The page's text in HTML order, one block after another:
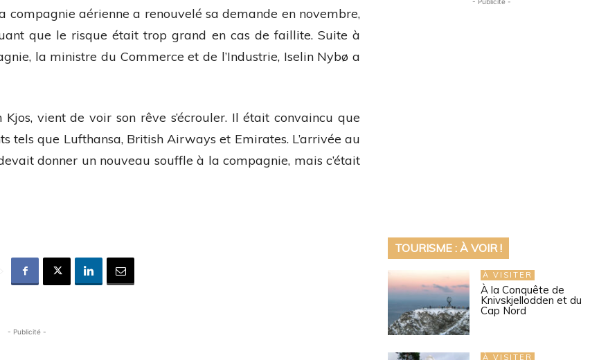
compagnie aérienne a renouvelé sa demande en novembre,
que le risque était trop grand en cas de faillite. Suite à
la ministre du Commerce et de l’Industrie, Iselin Nybø a
vient de voir son rêve s’écrouler. Il était convaincu que
que Lufthansa, British Airways et Emirates. L’arrivée au
donner un nouveau souffle à la compagnie, mais c’était
- Publicité -
TOURISME : À VOIR !
À VISITER
À la Conquête de
Knivskjellodden et du
Cap Nord
À VISITER